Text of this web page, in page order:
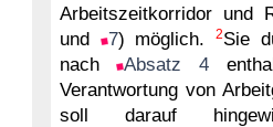
Arbeitszeitkorridor und
und
7) möglich.2Sie
nach Absatz 4
Verantwortung von
soll darauf